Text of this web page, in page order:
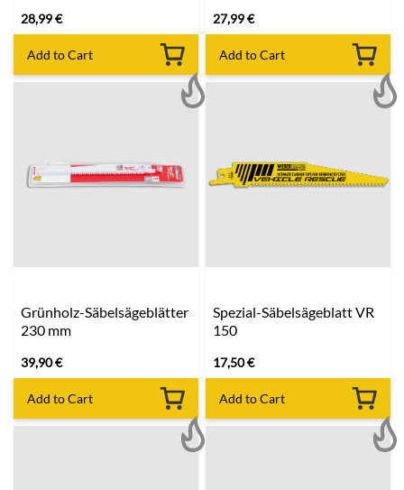
28,99€
Add to Cart
27,99€
Add to Cart
Grünholz-Säbelsägeblätter
230 mm
39,90€
Add to Cart
Spezial-Säbelsägeblatt VR
150
17,50€
Add to Cart